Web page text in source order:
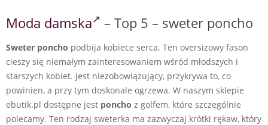
Moda damska – Top 5 – sweter poncho
Sweter poncho podbija kobiece serca. Ten oversizowy fason
cieszy się niemałym zainteresowaniem wśród młodszych i
starszych kobiet. Jest niezobowiązujący, przykrywa to, co
powinien, a przy tym doskonale ogrzewa. W naszym sklepie
ebutik.pl dostępne jest poncho z golfem, które szczególnie
polecamy. Ten rodzaj sweterka ma zazwyczaj krótki rękaw, który